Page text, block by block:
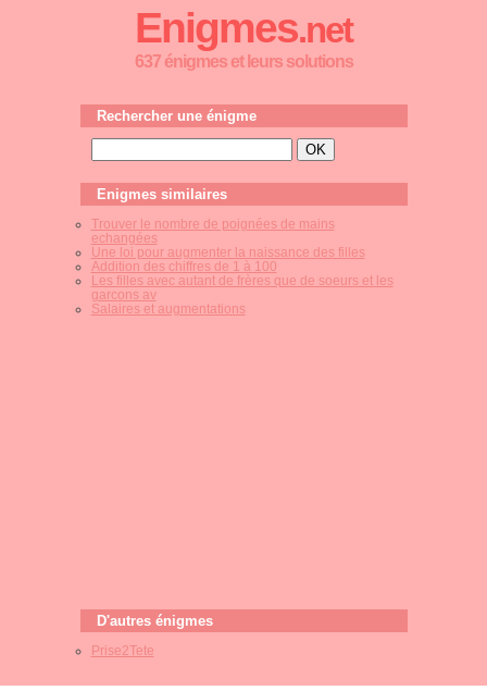
Enigmes.net
637 énigmes et leurs solutions
Rechercher une énigme
Enigmes similaires
Trouver le nombre de poignées de mains
echangées
Une loi pour augmenter la naissance des filles
Addition des chiffres de 1 à 100
Les filles avec autant de frères que de soeurs et les
garcons av
Salaires et augmentations
D'autres énigmes
Prise2Tete